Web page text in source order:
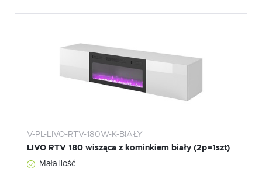
V-PL-LIVO-RTV-180W-K-BIAŁY
LIVO RTV 180 wisząca z kominkiem biały (2p=1szt)
Mała ilość